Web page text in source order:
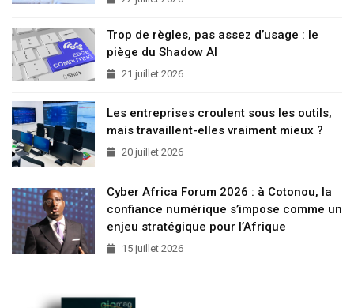
Trop de règles, pas assez d’usage : le
piège du Shadow AI
21 juillet 2026
Les entreprises croulent sous les outils,
mais travaillent-elles vraiment mieux ?
20 juillet 2026
Cyber Africa Forum 2026 : à Cotonou, la
confiance numérique s’impose comme un
enjeu stratégique pour l’Afrique
15 juillet 2026